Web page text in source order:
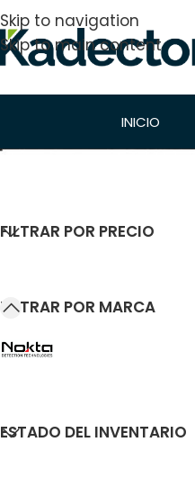
Skip to navigation
Skip to main content
INICIO
FILTRAR POR PRECIO
FILTRAR POR MARCA
ESTADO DEL INVENTARIO